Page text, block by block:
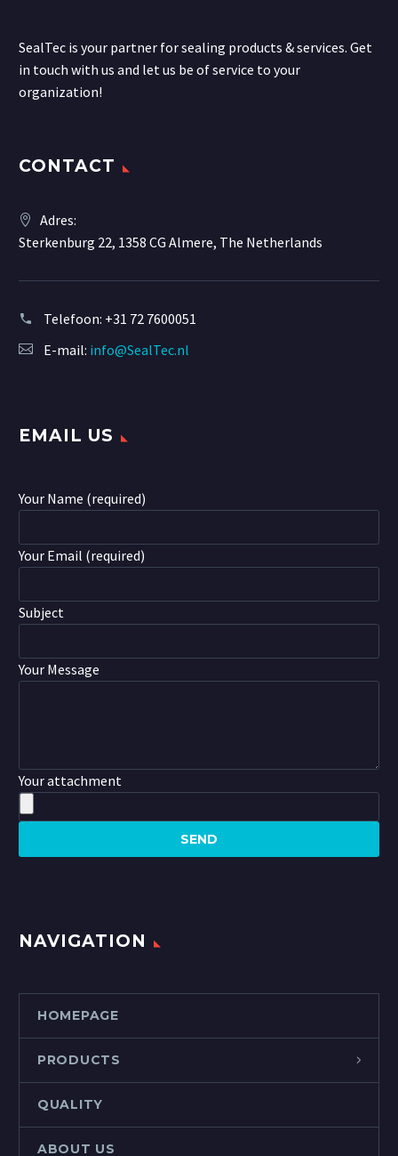
SealTec is your partner for sealing products & services. Get
in touch with us and let us be of service to your
organization!
CONTACT
Adres:
Sterkenburg 22, 1358 CG Almere, The Netherlands
Telefoon: +31 72 7600051
E-mail: info@SealTec.nl
EMAIL US
Your Name (required)
Your Email (required)
Subject
Your Message
Your attachment
NAVIGATION
HOMEPAGE
PRODUCTS
QUALITY
ABOUT US